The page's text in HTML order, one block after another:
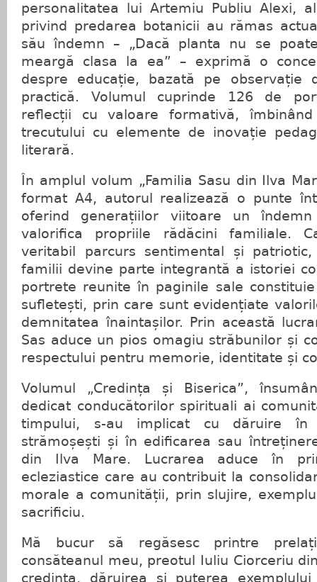
personalitatea lui Artemiu Publiu Alexi,
privind predarea botanicii au rămas
său îndemn – „Dacă planta nu se
meargă clasa la ea” – exprimă o
despre educație, bazată pe observație
practică. Volumul cuprinde 126 de
reflecții cu valoare formativă,
trecutului cu elemente de inovație
literară.
În amplul volum „Familia Sasu din Ilva
format A4, autorul realizează o punte
oferind generațiilor viitoare un
valorifica propriile rădăcini familiale.
veritabil parcurs sentimental și
familii devine parte integrantă a istoriei
portrete reunite în paginile sale
sufletești, prin care sunt evidențiate
demnitatea înaintașilor. Prin această
Sas aduce un pios omagiu străbunilor și
respectului pentru memorie, identitate și
Volumul „Credința și Biserica”,
dedicat conducătorilor spirituali ai
timpului, s-au implicat cu dăruire în
strămoșești și în edificarea sau
din Ilva Mare. Lucrarea aduce în
ecleziastice care au contribuit la
morale a comunității, prin slujire,
sacrificiu.
Mă bucur să regăsesc printre
consăteanul meu, preotul Iuliu Ciorceriu
credința, dăruirea și puterea